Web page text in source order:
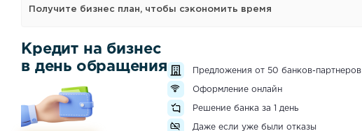
Получите бизнес план, чтобы сэкономить время
Кредит на бизнес
в день обращения
Предложения от 50 банков-партнеров
Оформление онлайн
Решение банка за 1 день
Даже если уже были отказы